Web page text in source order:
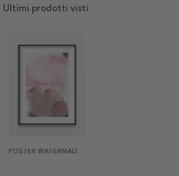
Ultimi prodotti visti
POSTER WATERMADE 2